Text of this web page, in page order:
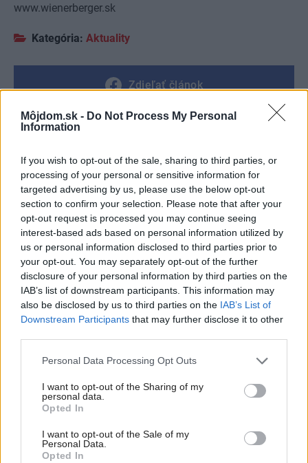
Môjdom.sk - Do Not Process My Personal
Information
If you wish to opt-out of the sale, sharing to third parties, or
processing of your personal or sensitive information for
targeted advertising by us, please use the below opt-out
section to confirm your selection. Please note that after your
opt-out request is processed you may continue seeing
interest-based ads based on personal information utilized by
us or personal information disclosed to third parties prior to
your opt-out. You may separately opt-out of the further
disclosure of your personal information by third parties on the
IAB’s list of downstream participants. This information may
also be disclosed by us to third parties on the IAB’s List of
Downstream Participants that may further disclose it to other
Please note that this website/app uses one or more Google
not limited to your visit or usage behaviour. You may click to
grant or deny consent to Google and its third-party tags to
use your data for below specified purposes in below Google
consent section.
Personal Data Processing Opt Outs
I want to opt-out of the Sharing of my
personal data.
Opted In
I want to opt-out of the Sale of my
Personal Data.
Opted In
www.wienerberger.sk
Kategória: Aktuality
Zdieľať článok
Najčítanejšie
Deti odrástli, rodičia majú bývanie presne podľa
seba. V novom dome je všetko pre ich život i
návštevy vnúčat
Miestni remeselníci vytvorili bývanie, ktoré vyzerá
K bytu ladili aj škáry v obklade. Majitelia zbúrali
režiséra